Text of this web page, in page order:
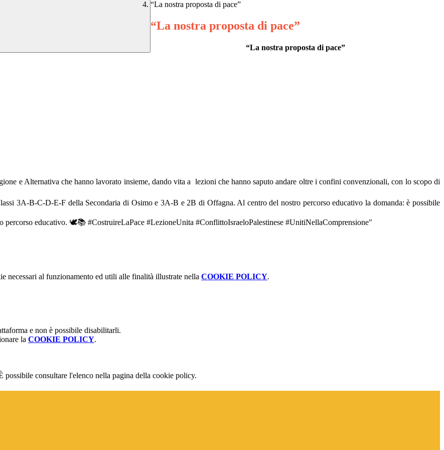
“La nostra proposta di pace”
“La nostra proposta di pace”
“La nostra proposta di pace”
e Alternativa che hanno lavorato insieme, dando vita a lezioni che hanno saputo andare oltre i confini convenzionali, con lo scopo di
3A-B-C-D-E-F della Secondaria di Osimo e 3A-B e 2B di Offagna. Al centro del nostro percorso educativo la domanda: è possibile
percorso educativo. 🕊📚 #CostruireLaPace #LezioneUnita #ConflittoIsraeloPalestinese #UnitiNellaComprensione"
necessari al funzionamento ed utili alle finalità illustrate nella COOKIE POLICY.
e non è possibile disabilitarli.
la COOKIE POLICY.
possibile consultare l'elenco nella pagina della cookie policy.